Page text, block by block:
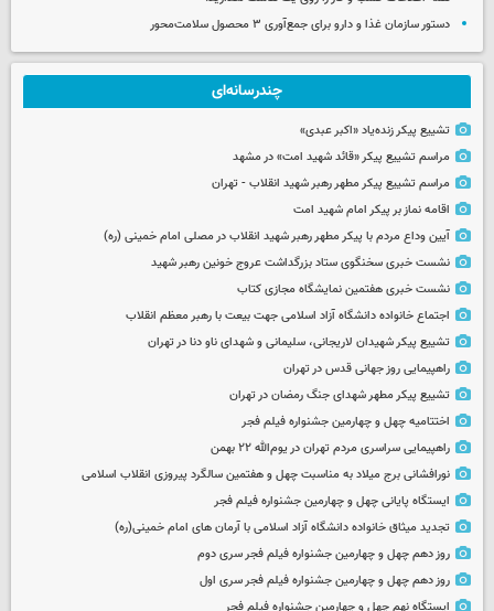
دستور سازمان غذا و دارو برای جمع‌آوری ۳ محصول سلامت‌محور
چندرسانه‌ای
تشییع پیکر زنده‌یاد «اکبر عبدی»
مراسم تشییع پیکر «قائد شهید امت» در مشهد
مراسم تشییع پیکر مطهر رهبر شهید انقلاب - تهران
اقامه نماز بر پیکر امام شهید امت
آیین وداع مردم با پیکر مطهر رهبر شهید انقلاب در مصلی امام خمینی (ره)
نشست خبری سخنگوی ستاد بزرگداشت عروج خونین رهبر شهید
نشست خبری هفتمین نمایشگاه مجازی کتاب
اجتماع خانواده دانشگاه آزاد اسلامی جهت بیعت با رهبر معظم انقلاب
تشییع پیکر شهیدان لاریجانی، سلیمانی و شهدای ناو دنا در تهران
راهپیمایی روز جهانی قدس در تهران
تشییع پیکر مطهر شهدای جنگ رمضان در تهران
اختتامیه چهل و چهارمین جشنواره فیلم فجر
راهپیمایی سراسری مردم تهران در یوم‌الله ۲۲ بهمن
نورافشانی برج میلاد به مناسبت چهل‌ و هفتمین سالگرد پیروزی انقلاب اسلامی
ایستگاه پایانی چهل و چهارمین جشنواره فیلم فجر
تجدید میثاق خانواده دانشگاه آزاد اسلامی با آرمان های امام خمینی(ره)
روز دهم چهل و چهارمین جشنواره فیلم فجر سری دوم
روز دهم چهل و چهارمین جشنواره فیلم فجر سری اول